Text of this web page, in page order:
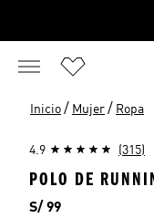
Inicio / Mujer / Ropa
4.9 (315)
POLO DE
Precio
S/ 99